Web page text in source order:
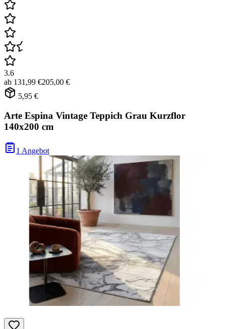
3.6
ab 131,99 €205,00 €
5,95 €
Arte Espina Vintage Teppich Grau Kurzflor
140x200 cm
1 Angebot